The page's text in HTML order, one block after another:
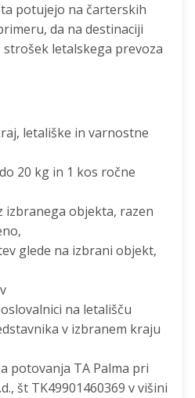
potujejo na čarterskih
da na destinaciji
letalskega prevoza
letališke in varnostne
20 kg in 1 kos ročne
objekta, razen
glede na izbrani objekt,
na letališču
v izbranem kraju
potovanja TA Palma pri
št TK49901460369 v višini